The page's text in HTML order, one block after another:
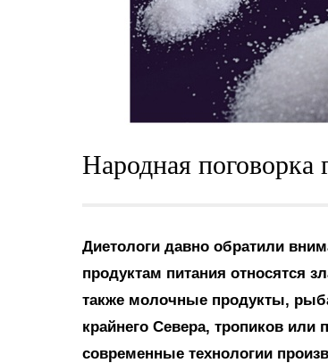
Народная
Диетологи давно обратили
продуктам питания относятся
также молочные продукты,
крайнего Севера, тропиков
современные технологии